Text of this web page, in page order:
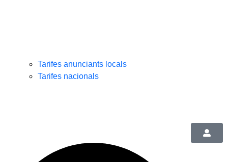
Tarifes anunciants locals
Tarifes nacionals